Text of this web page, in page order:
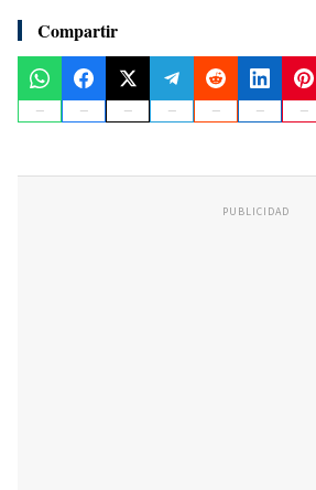
Compartir
PUBLICIDAD